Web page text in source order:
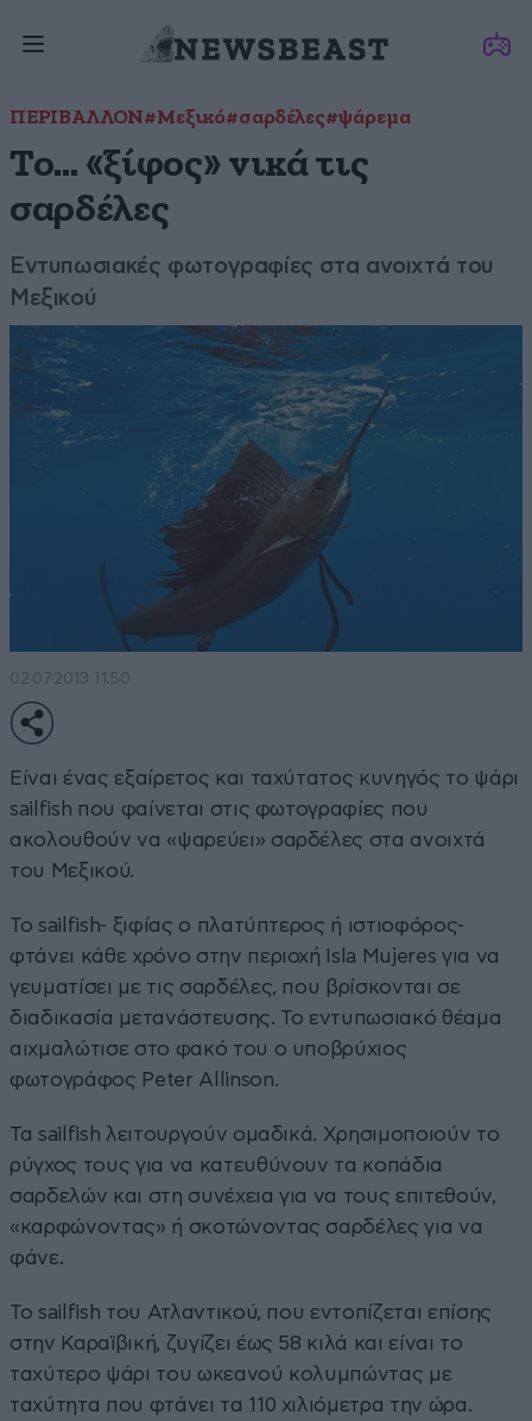
ΠΕΡΙΒΑΛΛΟΝ#Μεξικό#σαρδέλες#ψάρεμα
Το… «ξίφος» νικά τις
σαρδέλες
Εντυπωσιακές φωτογραφίες στα ανοιχτά του
Μεξικού
02·07·2013 11:50
Είναι ένας εξαίρετος και ταχύτατος κυνηγός το ψάρι
sailfish που φαίνεται στις φωτογραφίες που
ακολουθούν να «ψαρεύει» σαρδέλες στα ανοιχτά
του Μεξικού.
Το sailfish- ξιφίας ο πλατύπτερος ή ιστιοφόρος-
φτάνει κάθε χρόνο στην περιοχή Isla Mujeres για να
γευματίσει με τις σαρδέλες, που βρίσκονται σε
διαδικασία μετανάστευσης. Το εντυπωσιακό θέαμα
αιχμαλώτισε στο φακό του ο υποβρύχιος
φωτογράφος Peter Allinson.
Τα sailfish λειτουργούν ομαδικά. Χρησιμοποιούν το
ρύγχος τους για να κατευθύνουν τα κοπάδια
σαρδελών και στη συνέχεια για να τους επιτεθούν,
«καρφώνοντας» ή σκοτώνοντας σαρδέλες για να
φάνε.
Το sailfish του Ατλαντικού, που εντοπίζεται επίσης
στην Καραϊβική, ζυγίζει έως 58 κιλά και είναι το
ταχύτερο ψάρι του ωκεανού κολυμπώντας με
ταχύτητα που φτάνει τα 110 χιλιόμετρα την ώρα.